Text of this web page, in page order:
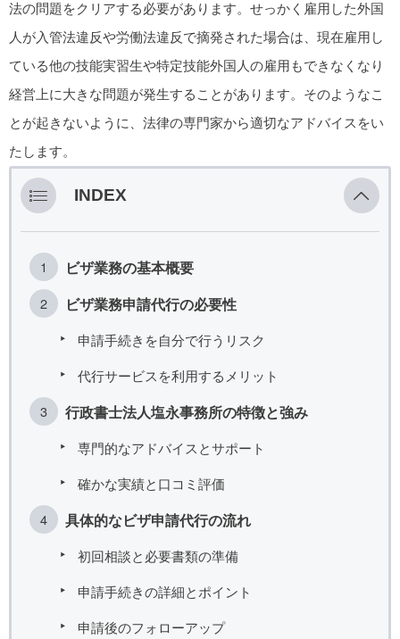
法の問題をクリアする必要があります。せっかく雇用した外国
人が入管法違反や労働法違反で摘発された場合は、現在雇用し
ている他の技能実習生や特定技能外国人の雇用もできなくなり
経営上に大きな問題が発生することがあります。そのようなこ
とが起きないように、法律の専門家から適切なアドバイスをい
たします。
INDEX
ビザ業務の基本概要
ビザ業務申請代行の必要性
申請手続きを自分で行うリスク
代行サービスを利用するメリット
行政書士法人塩永事務所の特徴と強み
専門的なアドバイスとサポート
確かな実績と口コミ評価
具体的なビザ申請代行の流れ
初回相談と必要書類の準備
申請手続きの詳細とポイント
申請後のフォローアップ